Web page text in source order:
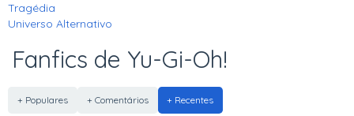
Fanfics de Yu-Gi-Oh!
+ Populares + Comentários + Recentes
Tragédia
Universo Alternativo